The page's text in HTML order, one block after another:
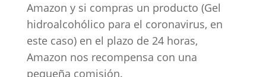
Amazon y si compras un producto (Gel
hidroalcohólico para el coronavirus, en
este caso) en el plazo de 24 horas,
Amazon nos recompensa con una
pequeña comisión.